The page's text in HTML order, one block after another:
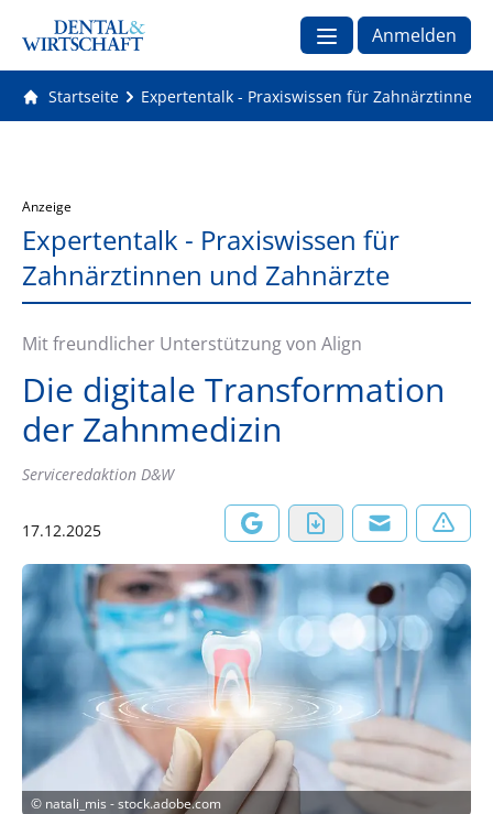
Anmelden
Startseite Expertentalk - Praxiswissen für Zahnärztinnen
Anzeige
Expertentalk - Praxiswissen für
Zahnärztinnen und Zahnärzte
Mit freundlicher Unterstützung von Align
Die digitale Transformation
der Zahnmedizin
Serviceredaktion D&W
17.12.2025
© natali_mis - stock.adobe.com